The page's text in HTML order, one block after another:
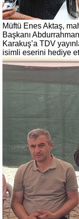
Müftü Enes Aktaş,
Başkanı
Karakuş’a TDV
isimli eserini hediye